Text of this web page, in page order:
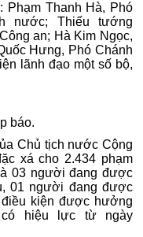
Phạm Thanh Hà, Phó
nước; Thiếu tướng
an; Hà Kim Ngọc,
Hưng, Phó Chánh
lãnh đạo một số bộ,
báo.
Chủ tịch nước Cộng
xá cho 2.434 phạm
03 người đang được
01 người đang được
điều kiện được hưởng
có hiệu lực từ ngày